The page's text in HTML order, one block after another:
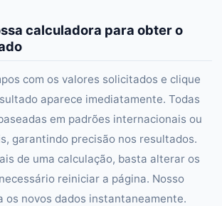
calculadora para obter o
com os valores solicitados e clique
aparece imediatamente. Todas
em padrões internacionais ou
garantindo precisão nos resultados.
de uma calculação, basta alterar os
reiniciar a página. Nosso
os novos dados instantaneamente.